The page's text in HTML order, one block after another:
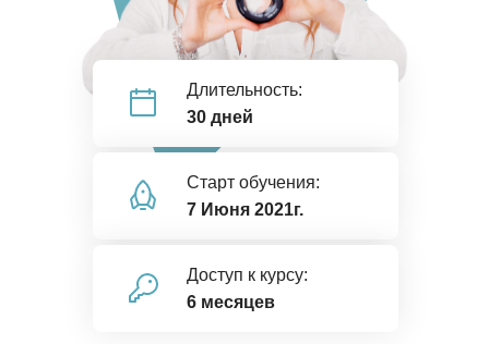
Доступ к курсу:
6 месяцев
Старт обучения:
7 Июня 2021г.
Длительность:
30 дней